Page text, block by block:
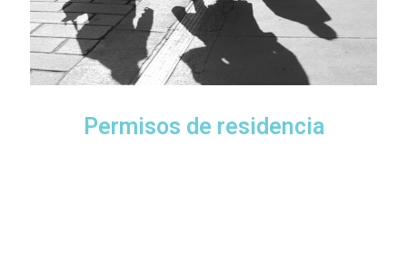
Permisos de residencia